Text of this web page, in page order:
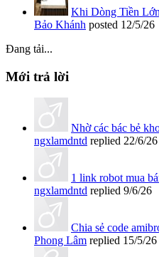
Khi Dòng Tiền
Bảo Khánh posted 12/5/26
Đang tải...
Mới trả lời
Nhờ các bác bẻ
ngxlamdntd replied 22/6/26
1 link robot mua
ngxlamdntd replied 9/6/26
Chia sẻ code
Phong Lâm replied 15/5/26